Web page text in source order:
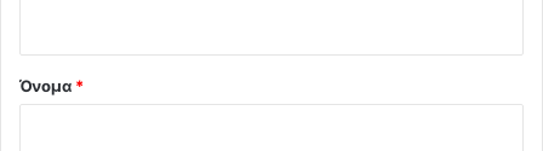
Όνομα *